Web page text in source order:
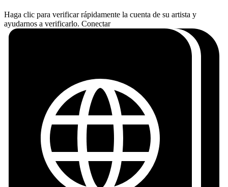
Haga clic para verificar rápidamente la cuenta de su artista y
ayudarnos a verificarlo. Conectar